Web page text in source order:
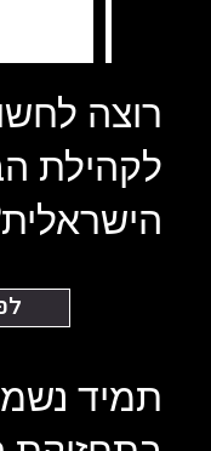
תמיד
רוצה
לקהילת